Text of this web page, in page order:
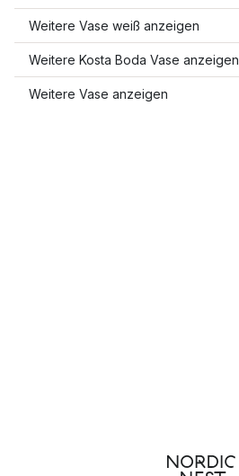
Weitere Vase weiß anzeigen
Weitere Kosta Boda Vase anzeigen
Weitere Vase anzeigen